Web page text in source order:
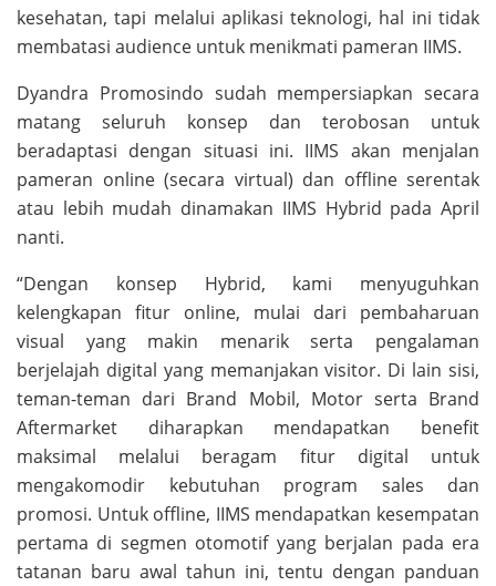
kesehatan, tapi melalui aplikasi teknologi, hal ini tidak
membatasi audience untuk menikmati pameran IIMS.
Dyandra Promosindo sudah mempersiapkan secara
matang seluruh konsep dan terobosan untuk
beradaptasi dengan situasi ini. IIMS akan menjalan
pameran online (secara virtual) dan offline serentak
atau lebih mudah dinamakan IIMS Hybrid pada April
nanti.
“Dengan konsep Hybrid, kami menyuguhkan
kelengkapan fitur online, mulai dari pembaharuan
visual yang makin menarik serta pengalaman
berjelajah digital yang memanjakan visitor. Di lain sisi,
teman-teman dari Brand Mobil, Motor serta Brand
Aftermarket diharapkan mendapatkan benefit
maksimal melalui beragam fitur digital untuk
mengakomodir kebutuhan program sales dan
promosi. Untuk offline, IIMS mendapatkan kesempatan
pertama di segmen otomotif yang berjalan pada era
tatanan baru awal tahun ini, tentu dengan panduan